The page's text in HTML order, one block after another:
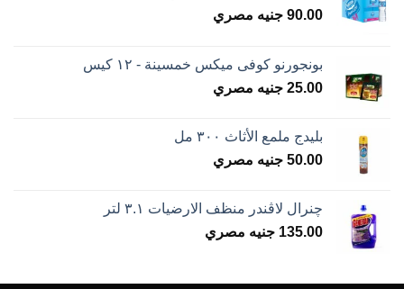
90.00 جنيه مصري
بونجورنو كوفى ميكس خمسينة - ١٢ كيس
25.00 جنيه مصري
بليدج ملمع الأثاث ٣٠٠ مل
50.00 جنيه مصري
چنرال لاڤندر منظف الارضيات ٣.١ لتر
135.00 جنيه مصري